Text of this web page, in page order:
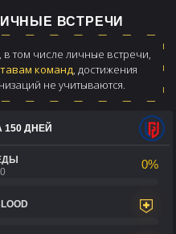
ВСТРЕЧИ
в том числе личные встречи,
команд, достижения
не учитываются.
150 ДНЕЙ
0%